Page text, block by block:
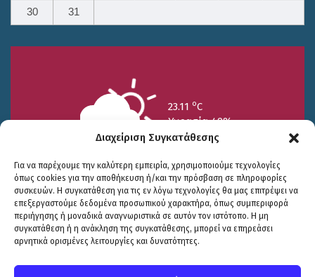
Διαχείριση Συγκατάθεσης
Για να παρέχουμε την καλύτερη εμπειρία, χρησιμοποιούμε τεχνολογίες
όπως cookies για την αποθήκευση ή/και την πρόσβαση σε πληροφορίες
συσκευών. Η συγκατάθεση για τις εν λόγω τεχνολογίες θα μας επιτρέψει να
επεξεργαστούμε δεδομένα προσωπικού χαρακτήρα, όπως συμπεριφορά
περιήγησης ή μοναδικά αναγνωριστικά σε αυτόν τον ιστότοπο. Η μη
συγκατάθεση ή η ανάκληση της συγκατάθεσης, μπορεί να επηρεάσει
αρνητικά ορισμένες λειτουργίες και δυνατότητες.
30 31
23.11 oC
Υγρασία 49%
25/7
15.73 oC
26/7
17.99oC
27/7
20.94oC